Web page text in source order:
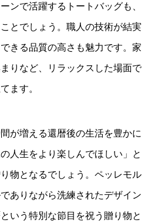
ンで活躍するトートバッグも、
とでしょう。職人の技術が結実
きる品質の高さも魅力です。家
りなど、リラックスした場面で
ます。
が増える還暦後の生活を豊かに
人生をより楽しんでほしい」と
物となるでしょう。ペッレモル
ありながら洗練されたデザイン
いう特別な節目を祝う贈り物と